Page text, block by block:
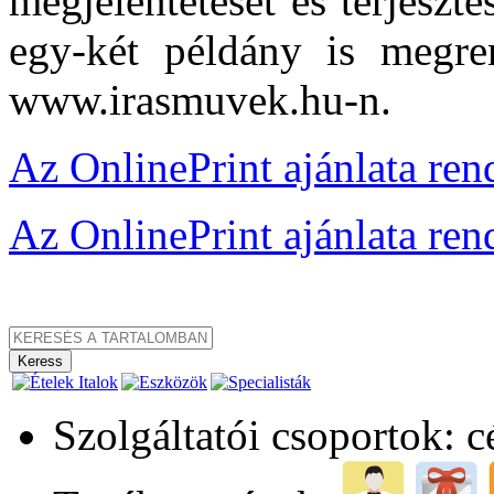
egy-két példány is
www.irasmuvek.hu-n.
Az OnlinePrint ajánlata
Az OnlinePrint ajánlata
Szolgáltatói csoportok: